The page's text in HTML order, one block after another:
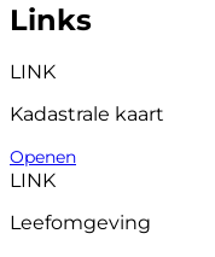
Links
LINK
Kadastrale kaart
Openen
LINK
Leefomgeving